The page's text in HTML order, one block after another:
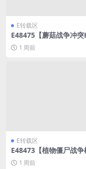
E转载区
E48475【蘑菇战争冲突
三网塔防游戏版WIN服
inux外网手工端
1 周前
E转载区
E48473【植物僵尸战争
H5】三网植物僵尸游
服务端+Linux外网手工
1 周前